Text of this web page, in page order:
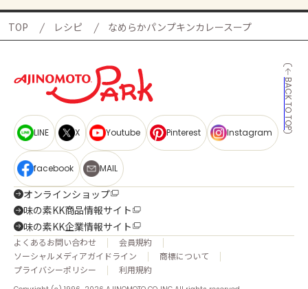
TOP レシピ なめらかパンプキンカレースープ
BACK TO TOP
LINE X Youtube Pinterest Instagram
facebook MAIL
オンラインショップ
味の素KK商品情報サイト
味の素KK企業情報サイト
よくあるお問い合わせ
会員規約
ソーシャルメディアガイドライン
商標について
プライバシーポリシー
利用規約